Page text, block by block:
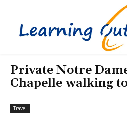
Private Notre
Chapelle walking
Travel